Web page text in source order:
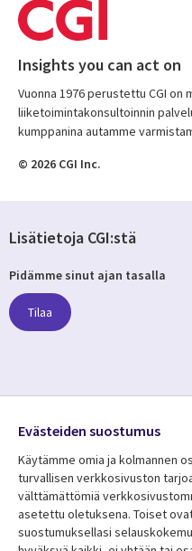
Insights you can act on
Vuonna 1976 perustettu CGI on
liiketoimintakonsultoinnin
kumppanina autamme
© 2026 CGI Inc.
Resurssikeskus
Lisätietoja CGI:stä
Pidämme sinut ajan tasalla
Tilaa
Media
FINLAND
Evästeiden suostumus
Käytämme omia ja kolmannen
turvallisen verkkosivuston
välttämättömiä
asetettu oletuksena. Toiset
suostumuksellasi